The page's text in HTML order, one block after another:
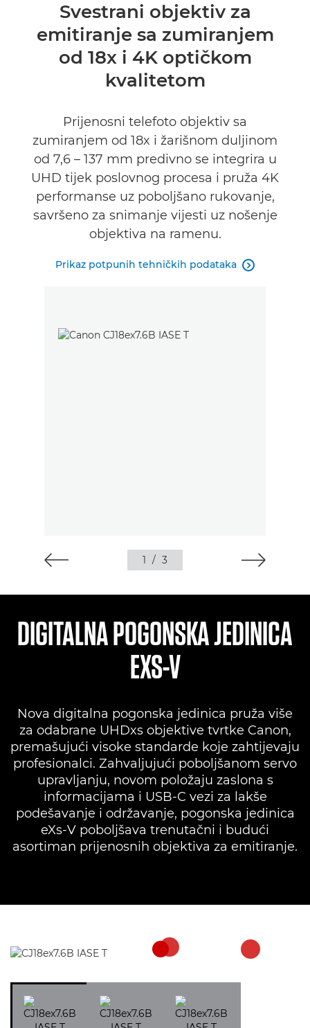
Tehnički podaci
Svestrani objektiv za
emitiranje sa zumiranjem
od 18x i 4K optičkom
kvalitetom
Prijenosni telefoto objektiv sa
zumiranjem od 18x i žarišnom duljinom
od 7,6 – 137 mm predivno se integrira u
UHD tijek poslovnog procesa i pruža 4K
performanse uz poboljšano rukovanje,
savršeno za snimanje vijesti uz nošenje
objektiva na ramenu.
Prikaz potpunih tehničkih podataka 
1 / 3
DIGITALNA POGONSKA JEDINICA
EXS-V
Nova digitalna pogonska jedinica pruža više
za odabrane UHDxs objektive tvrtke Canon,
premašujući visoke standarde koje zahtijevaju
profesionalci. Zahvaljujući poboljšanom servo
upravljanju, novom položaju zaslona s
informacijama i USB-C vezi za lakše
podešavanje i održavanje, pogonska jedinica
eXs-V poboljšava trenutačni i budući
asortiman prijenosnih objektiva za emitiranje.